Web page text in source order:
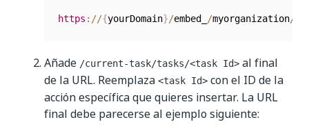
https : //{yourDomain}/embed_ /myorganization/
Añade /current-task/tasks/<task Id> al final
de la URL. Reemplaza <task Id> con el ID de la
acción específica que quieres insertar. La URL
final debe parecerse al ejemplo siguiente: